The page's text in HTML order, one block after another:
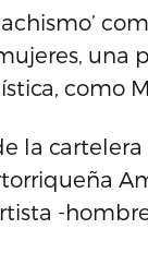
una
como
la
-